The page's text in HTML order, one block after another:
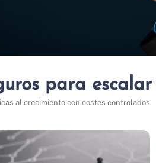
para escalar
al crecimiento con costes controlados